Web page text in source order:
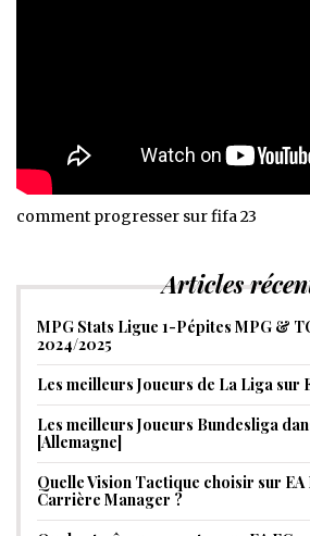
comment progresser sur fifa 23
Articles
MPG Stats Ligue 1-Pépites MPG &
2024/2025
Les meilleurs Joueurs de La Liga sur
Les meilleurs Joueurs Bundesliga
[Allemagne]
Quelle Vision Tactique choisir sur EA
Carrière Manager ?